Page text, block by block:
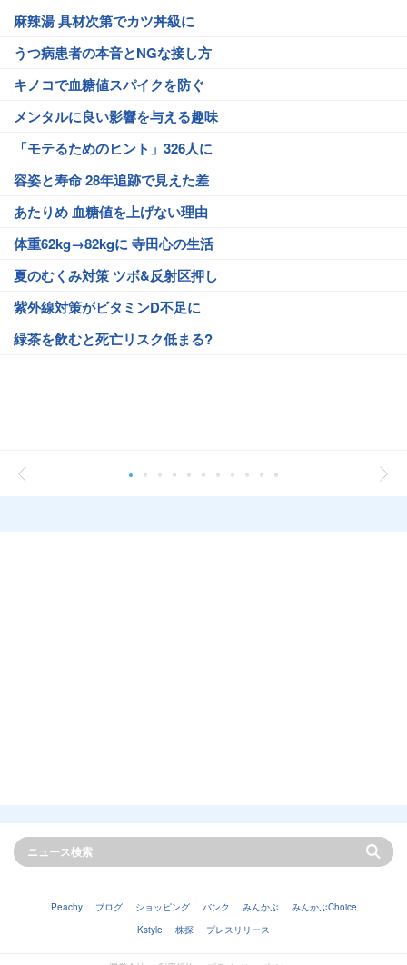
麻辣湯 具材次第でカツ丼級に
うつ病患者の本音とNGな接し方
キノコで血糖値スパイクを防ぐ
メンタルに良い影響を与える趣味
「モテるためのヒント」326人に
容姿と寿命 28年追跡で見えた差
あたりめ 血糖値を上げない理由
体重62kg→82kgに 寺田心の生活
夏のむくみ対策 ツボ&反射区押し
紫外線対策がビタミンD不足に
緑茶を飲むと死亡リスク低まる?
Peachy ブログ ショッピング バンク みんかぶ
みんかぶChoice
Kstyle
株探 プレスリリース